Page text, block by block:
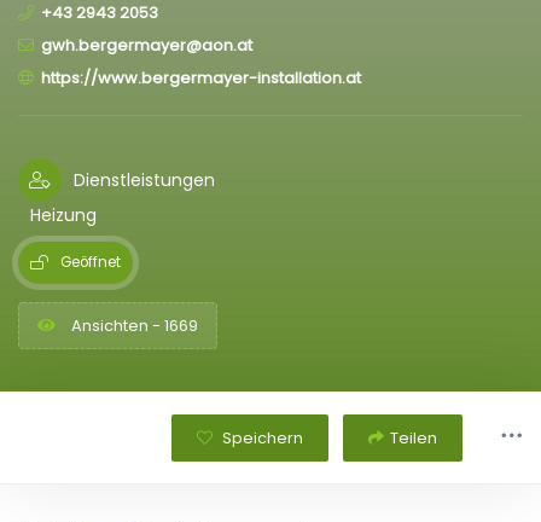
+43 2943 2053
gwh.bergermayer@aon.at
https://www.bergermayer-installation.at
Dienstleistungen
Heizung
Geöffnet
Ansichten - 1669
Speichern Teilen